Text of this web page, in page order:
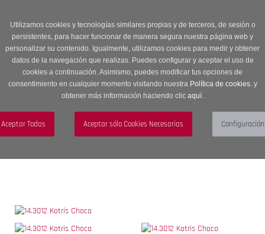
Utilizamos cookies y tecnologías similares propias y de terceros, de sesión o
persistentes, para hacer funcionar de manera segura nuestra página web y
personalizar su contenido. Igualmente, utilizamos cookies para medir y obtener
datos de la navegación que realizas. Puedes configurar y aceptar el uso de
cookies a continuación. Asimismo, puedes modificar tus opciones de
consentimiento en cualquier momento visitando nuestra Política de cookies.y
obtener más información haciendo clic aquí.
descuento en Sección OUTLET con código OUTLET20
navigation
Menú